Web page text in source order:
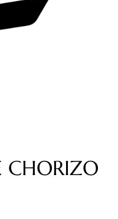
CHORIZO